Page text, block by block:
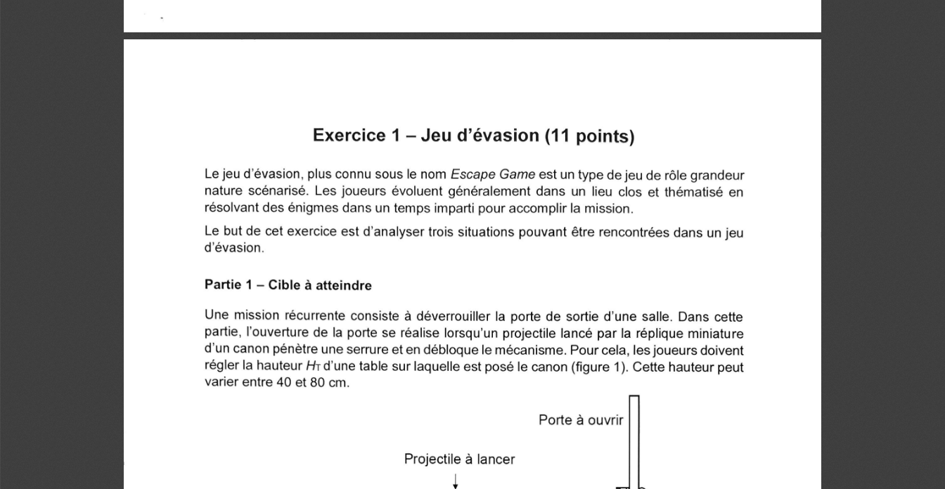
Exercice 1 - Jeu d'évasion (11 points)
Le jeu d'évasion, plus connu sous le nom Escape Game est un type de jeu de rôle grandeur
nature scénarisé. Les joueurs évoluent généralement dans un lieu clos et thématisé en
résolvant des énigmes dans un temps imparti pour accomplir la mission.
Le but de cet exercice est d'analyser trois situations pouvant être rencontrées dans un jeu
d'évasion.
Partie 1 - Cible à atteindre
Une mission récurrente consiste à déverrouiller la porte de sortie d'une salle. Dans cette
partie, l'ouverture de la porte se réalise lorsqu'un projectile lancé par la réplique miniature
d'un canon pénètre une serrure et en débloque le mécanisme. Pour cela, les joueurs doivent
regler la hauteur Ht d'une table sur laquelle est posé le canon (figure 1). Cette hauteur peut
varier entre 40 et 80 cm.
Porte à ouvrir
Projectile à lancer